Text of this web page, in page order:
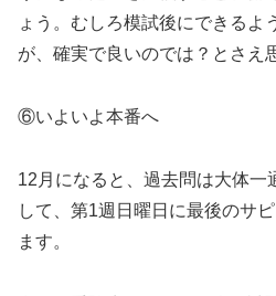
ょう。むしろ模試後にできるよ
が、確実で良いのでは？とさえ
⑥いよいよ本番へ
12月になると、過去問は大体一
して、第1週日曜日に最後のサ
ます。